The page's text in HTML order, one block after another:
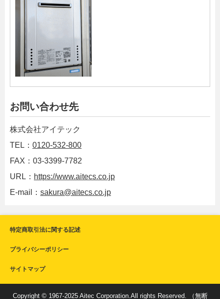
お問い合わせ先
株式会社アイテック
TEL： 0120-532-800
FAX：03-3399-7782
URL： https://www.aitecs.co.jp
E-mail： sakura@aitecs.co.jp
特定商取引法に関する記述
プライバシーポリシー
サイトマップ
Copyright © 1967-2025 Aitec Corporation.All rights Reserved. （無断